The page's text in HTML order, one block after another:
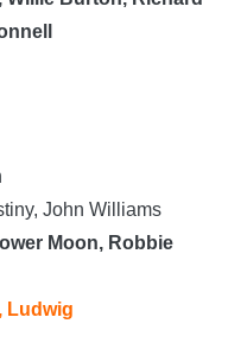
John Williams
Moon, Robbie
Ludwig